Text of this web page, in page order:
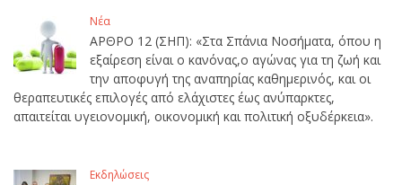
Νέα
ΑΡΘΡΟ 12 (ΣΗΠ): «Στα Σπάνια Νοσήματα, όπου η
εξαίρεση είναι ο κανόνας,ο αγώνας για τη ζωή και
την αποφυγή της αναπηρίας καθημερινός, και οι
θεραπευτικές επιλογές από ελάχιστες έως ανύπαρκτες,
απαιτείται υγειονομική, οικονομική και πολιτική οξυδέρκεια».
Εκδηλώσεις